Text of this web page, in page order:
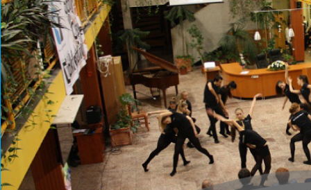
Ugrás
a
tartalomra